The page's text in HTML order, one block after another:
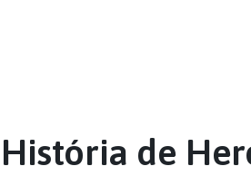
História de